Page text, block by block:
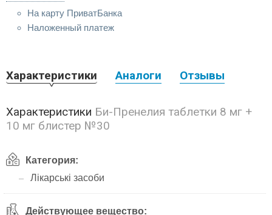
На карту ПриватБанка
Наложенный платеж
Характеристики Аналоги Отзывы
Характеристики Би-Пренелия таблетки 8 мг +
10 мг блистер №30
Категория:
Лікарські засоби
Действующее вещество: